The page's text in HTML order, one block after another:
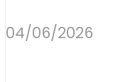
04/06/2026